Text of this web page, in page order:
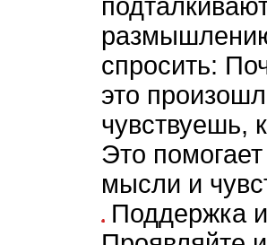
спросить:
это
чувствуешь,
Это
мысли и
Поддержка